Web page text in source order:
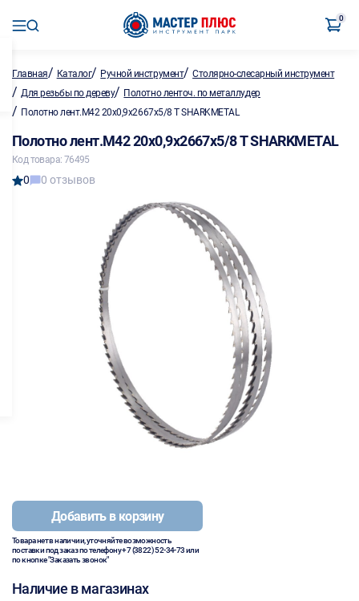
0
Главная/ Каталог/ Ручной инструмент/Столярно-слесарный инструмент
/ Для резьбы по дереву/ Полотно ленточ. по металлу,дер
/ Полотно лент.M42 20х0,9х2667х5/8 T SHARKMETAL
Полотно лент.M42 20х0,9х2667х5/8 T SHARKMETAL
Код товара: 76495
0 0 отзывов
Добавить в корзину
Товара нет в наличии, уточняйте возможность
поставки под заказ по телефону+7 (3822) 52-34-73или
по кнопке "Заказать звонок"
Наличие в магазинах